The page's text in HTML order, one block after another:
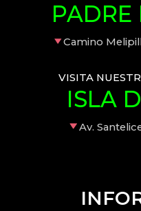
PADRE
Camino
VISITA
ISLA
Av.